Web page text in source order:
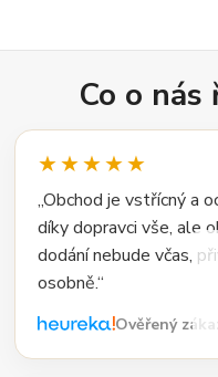
Co o nás
★★★★★
„Obchod je vstřícný a
díky dopravci vše, ale
dodání nebude včas,
osobně.“
Ověřený